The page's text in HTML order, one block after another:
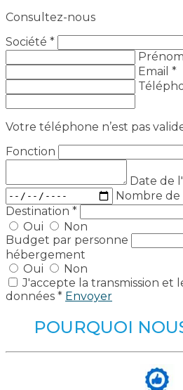
Consultez-nous
Société *
Email *
Votre téléphone n’est pas
Fonction
Date de
Nombre de
Destination *
Oui
Non
Budget par personne
hébergement
Oui
Non
J'accepte la transmission et
données * Envoyer
POURQUOI